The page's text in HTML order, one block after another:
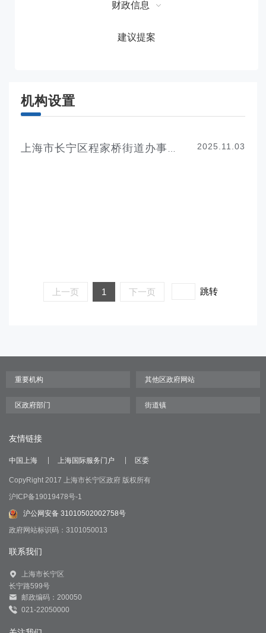
财政信息
建议提案
机构设置
2025.11.03
上一页 1 下一页 跳转
友情链接
中国上海 上海国际服务门户 区委
CopyRight 2017 上海市长宁区政府 版权所有
沪ICP备19019478号-1
沪公网安备 31010502002758号
政府网站标识码：3101050013
联系我们
上海市长宁区
长宁路599号
邮政编码：200050
021-22050000